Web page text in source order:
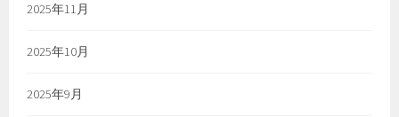
2025年11月
2025年10月
2025年9月